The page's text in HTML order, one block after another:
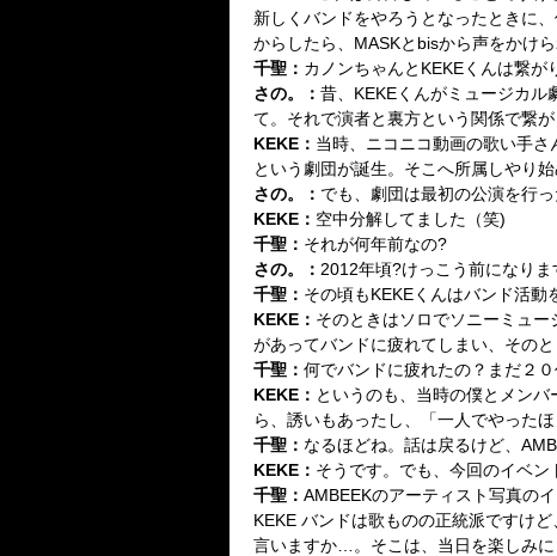
新しくバンドをやろうとなったときに
からしたら、MASKとbisから声をかけ
千聖 ： カノンちゃんとKEKEくんは繋が
さの。
： 昔、KEKEくんがミュージカ
て。それで演者と裏方という関係で繋
KEKE ： 当時、ニコニコ動画の歌い手さ
という劇団が誕生。そこへ所属しやり
さの。
： でも、劇団は最初の公演を行
KEKE ： 空中分解してました（笑)
千聖 ： それが何年前なの?
さの。
： 2012年頃?けっこう前になりま
千聖 ： その頃もKEKEくんはバンド活動
KEKE ： そのときはソロでソニーミュ
があってバンドに疲れてしまい、その
千聖 ： 何でバンドに疲れたの？ まだ２
KEKE ： というのも、当時の僕とメン
ら、誘いもあったし、「一人でやった
千聖 ： なるほどね。話は戻るけど、
KEKE ： そうです。でも、今回のイベン
千聖 ： AMBEEKのアーティスト写真の
KEKE バンドは歌ものの正統派ですけ
言いますか…。そこは、当日を楽しみに